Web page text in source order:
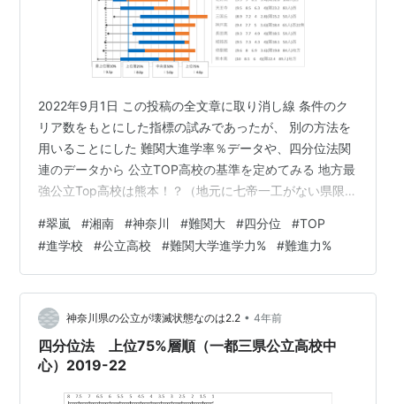
2022年9月1日 この投稿の全文章に取り消し線 条件のク
リア数をもとにした指標の試みであったが、 別の方法を
用いることにした 難関大進学率％データや、四分位法関
連のデータから 公立TOP高校の基準を定めてみる 地方最
強公立Top高校は熊本！？（地元に七帝一工がない県限
TOP校が満たすべき条件の数値化 最上10 上位25 中央50
上位75 難進力% ◎難進◎力人 県内順位 クリア加算 ※ 最
難関が別 五帝非地元 6p非地元 設定なし 最難関が別 82
人以上 設定なし +1 〇 9.5p以上 8.0p以上 5.0p以上
4.0p以上 難20…
#翠嵐 #湘南 #神奈川 #難関大 #四分位 #TOP
#進学校 #公立高校 #難関大学進学力% #難進力%
神奈川県の公立が壊滅状態なのは2.2 • 4年前
四分位法 上位75%層順（一都三県公立高校中
心）2019-22